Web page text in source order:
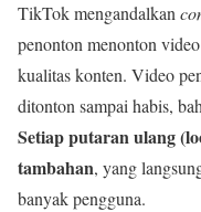
TikTok mengandalkan
penonton menonton
kualitas konten. Video
ditonton sampai habis,
Setiap putaran ulang
tambahan, yang
banyak pengguna.